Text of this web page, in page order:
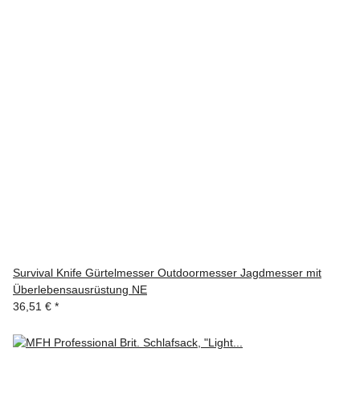
Survival Knife Gürtelmesser Outdoormesser Jagdmesser mit
Überlebensausrüstung NE
36,51 € *